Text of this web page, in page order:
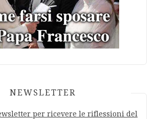
NEWSLETTER
per ricevere le riflessioni del